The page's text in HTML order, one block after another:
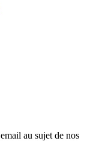
au sujet de nos